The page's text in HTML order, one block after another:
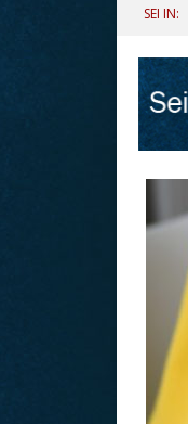
SEI IN: